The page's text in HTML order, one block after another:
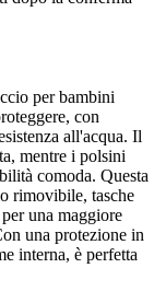
per bambini
con
all'acqua. Il
mentre i polsini
comoda. Questa
rimovibile, tasche
una maggiore
una protezione in
interna, è perfetta